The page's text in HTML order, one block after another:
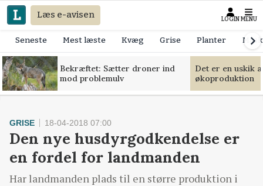
Læs e-avisen LOGIN MENU
Seneste Mest læste Kvæg Grise Planter
Bekræftet: Sætter droner ind
mod problemulv
Det er en uskik
økoproduktion
GRISE 18-04-2018 07:00
Den nye husdyrgodkendelse er
en fordel for landmanden
Har landmanden plads til en større produktion i